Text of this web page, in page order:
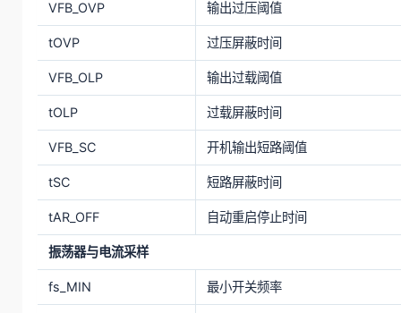
VFB_OVP 输出过压阈值
tOVP 过压屏蔽时间
VFB_OLP 输出过载阈值
tOLP 过载屏蔽时间
VFB_SC 开机输出短路阈值
tSC 短路屏蔽时间
tAR_OFF 自动重启停止时间
振荡器与电流采样
fs_MIN 最小开关频率